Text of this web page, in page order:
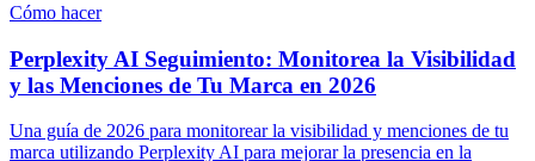
Cómo hacer
Perplexity AI Seguimiento: Monitorea la Visibilidad
y las Menciones de Tu Marca en 2026
Una guía de 2026 para monitorear la visibilidad y menciones de tu
marca utilizando Perplexity AI para mejorar la presencia en la